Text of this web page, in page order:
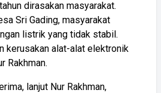
dirasakan masyarakat.
Sri Gading, masyarakat
listrik yang tidak stabil.
kerusakan alat-alat elektronik
Rakhman.
lanjut Nur Rakhman,